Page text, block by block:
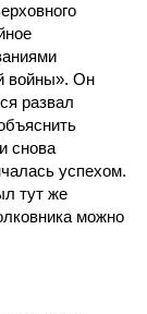
войны». Он
развал
снова
успехом.
тут же
можно